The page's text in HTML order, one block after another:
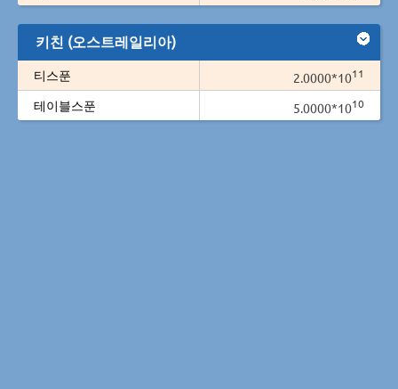
키친 (오스트레일리아)
티스푼 2.0000*1011
테이블스푼 5.0000*1010